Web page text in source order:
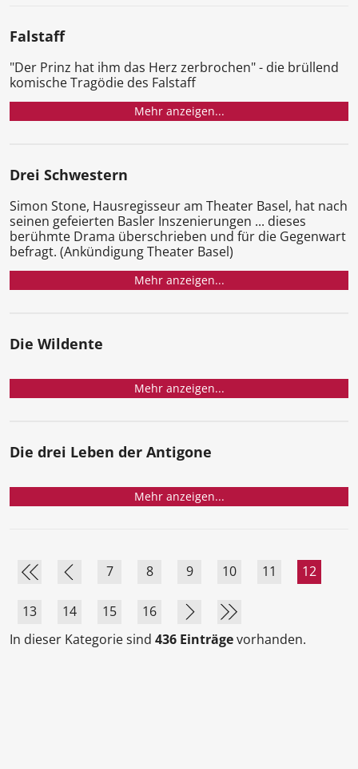
Falstaff
"Der Prinz hat ihm das Herz zerbrochen" - die brüllend
komische Tragödie des Falstaff
Mehr anzeigen...
Drei Schwestern
Simon Stone, Hausregisseur am Theater Basel, hat nach
seinen gefeierten Basler Inszenierungen ... dieses
berühmte Drama überschrieben und für die Gegenwart
befragt. (Ankündigung Theater Basel)
Mehr anzeigen...
Die Wildente
Mehr anzeigen...
Die drei Leben der Antigone
Mehr anzeigen...
7 8 9 10 11 12
13 14 15
16
In dieser Kategorie sind 436 Einträgevorhanden.